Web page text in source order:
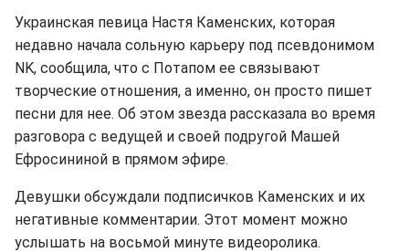
Украинская певица Настя Каменских, которая
недавно начала сольную карьеру под псевдонимом
NK, сообщила, что с Потапом ее связывают
творческие отношения, а именно, он просто пишет
песни для нее. Об этом звезда рассказала во время
разговора с ведущей и своей подругой Машей
Ефросининой в прямом эфире.
Девушки обсуждали подписичков Каменских и их
негативные комментарии. Этот момент можно
услышать на восьмой минуте видеоролика.